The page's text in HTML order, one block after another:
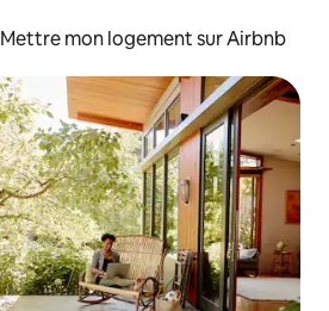
Mettre mon logement sur Airbnb